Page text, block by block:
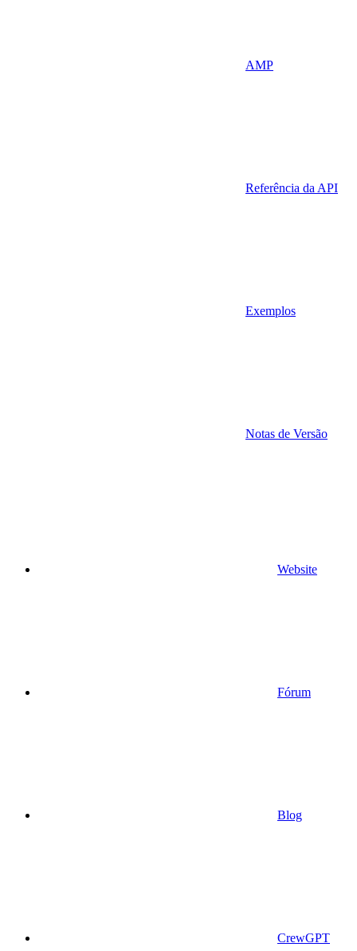
AMP
Referência da API
Exemplos
Notas de Versão
Website
Fórum
Blog
CrewGPT